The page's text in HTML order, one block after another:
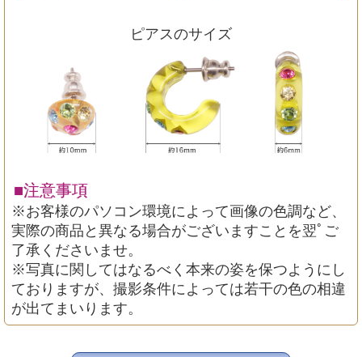
ピアスのサイズ
■注意事項
※お客様のパソコン環境によって画像の色調など、
実際の商品と異なる場合がございますことを翌ﾟご
了承くださいませ。
※写真に関してはなるべく本来の姿を保つようにし
ておりますが、撮影条件によっては若干の色の相違
が出てまいります。